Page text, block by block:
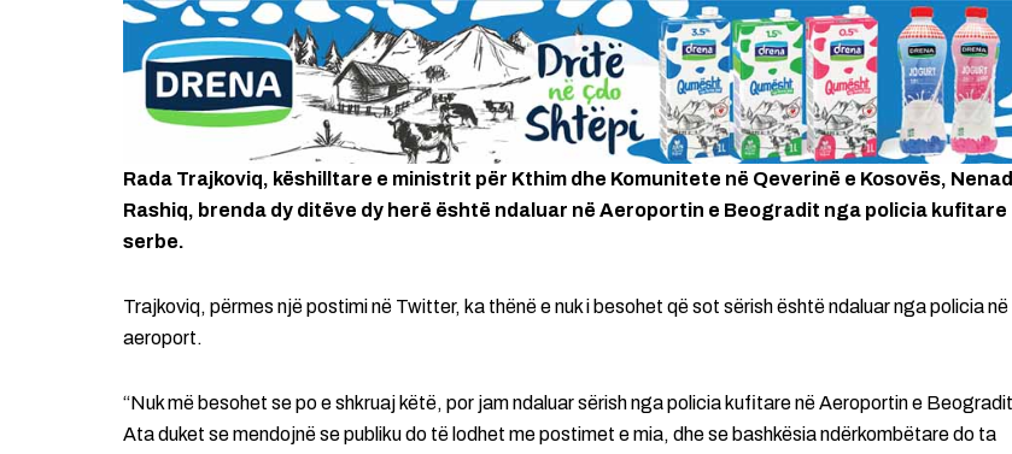
Rada Trajkoviq, këshilltare e ministrit për Kthim dhe Komunitete në Qeverinë e Kosovës, Nenad
Rashiq, brenda dy ditëve dy herë është ndaluar në Aeroportin e Beogradit nga policia kufitare
serbe.
Trajkoviq, përmes një postimi në Twitter, ka thënë e nuk i besohet që sot sërish është ndaluar nga policia në
aeroport.
“Nuk më besohet se po e shkruaj këtë, por jam ndaluar sërish nga policia kufitare në Aeroportin e
Ata duket se mendojnë se publiku do të lodhet me postimet e mia, dhe se bashkësia ndërkombëtare do ta